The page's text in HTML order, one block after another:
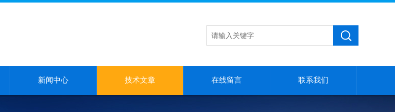
新闻中心 技术文章 在线留言 联系我们